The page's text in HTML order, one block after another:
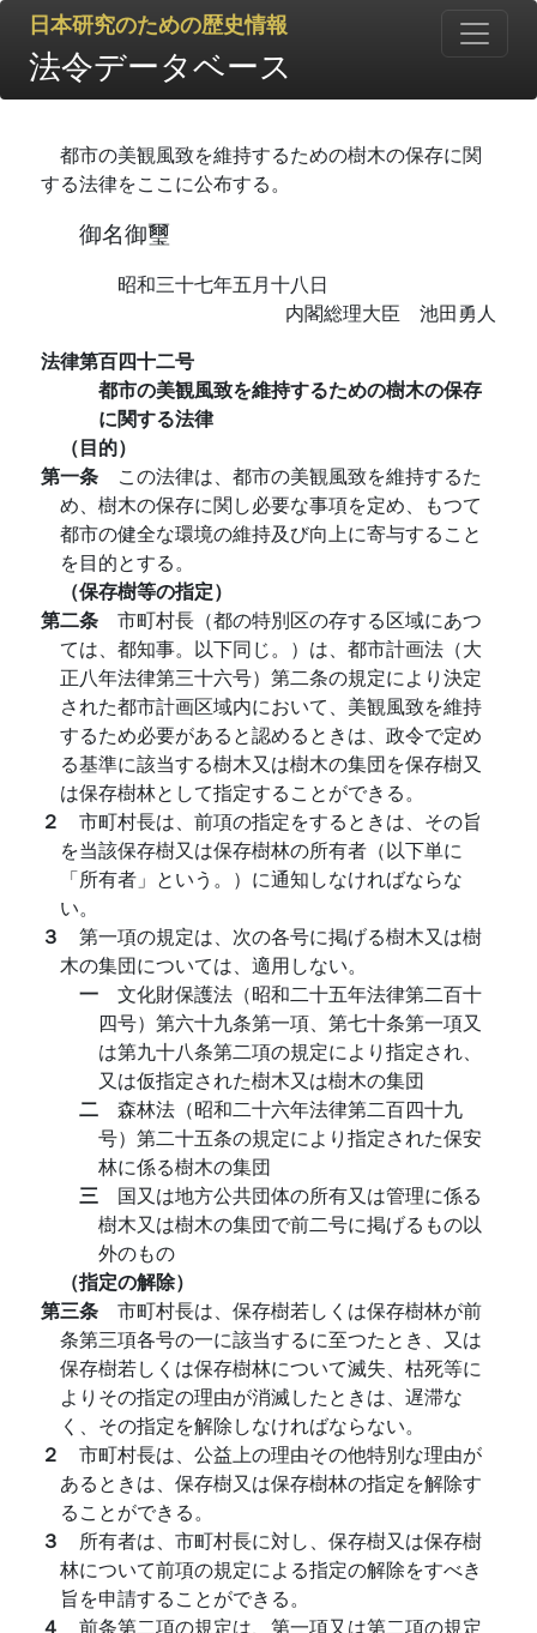
日本研究のための歴史情報
法令データベース
都市の美観風致を維持するための樹木の保存に関
する法律をここに公布する。
御名御璽
昭和三十七年五月十八日
内閣総理大臣 池田勇人
法律第百四十二号
都市の美観風致を維持するための樹木の保存
に関する法律
（目的）
第一条 この法律は、都市の美観風致を維持するた
め、樹木の保存に関し必要な事項を定め、もつて
都市の健全な環境の維持及び向上に寄与すること
を目的とする。
（保存樹等の指定）
第二条 市町村長（都の特別区の存する区域にあつ
ては、都知事。以下同じ。）は、都市計画法（大
正八年法律第三十六号）第二条の規定により決定
された都市計画区域内において、美観風致を維持
するため必要があると認めるときは、政令で定め
る基準に該当する樹木又は樹木の集団を保存樹又
は保存樹林として指定することができる。
２ 市町村長は、前項の指定をするときは、その旨
を当該保存樹又は保存樹林の所有者（以下単に
「所有者」という。）に通知しなければならな
い。
３ 第一項の規定は、次の各号に掲げる樹木又は樹
木の集団については、適用しない。
一 文化財保護法（昭和二十五年法律第二百十
四号）第六十九条第一項、第七十条第一項又
は第九十八条第二項の規定により指定され、
又は仮指定された樹木又は樹木の集団
二 森林法（昭和二十六年法律第二百四十九
号）第二十五条の規定により指定された保安
林に係る樹木の集団
三 国又は地方公共団体の所有又は管理に係る
樹木又は樹木の集団で前二号に掲げるもの以
外のもの
（指定の解除）
第三条 市町村長は、保存樹若しくは保存樹林が前
条第三項各号の一に該当するに至つたとき、又は
保存樹若しくは保存樹林について滅失、枯死等に
よりその指定の理由が消滅したときは、遅滞な
く、その指定を解除しなければならない。
２ 市町村長は、公益上の理由その他特別な理由が
あるときは、保存樹又は保存樹林の指定を解除す
ることができる。
３ 所有者は、市町村長に対し、保存樹又は保存樹
林について前項の規定による指定の解除をすべき
旨を申請することができる。
４ 前条第二項の規定は、第一項又は第二項の規定